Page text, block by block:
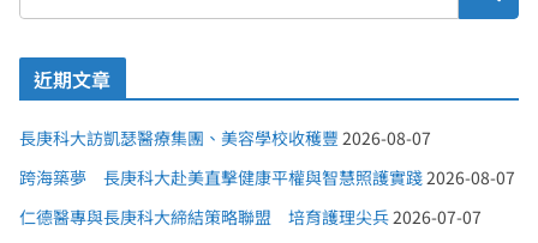
近期文章
長庚科大訪凱瑟醫療集團、美容學校收穫豐 2026-08-07
跨海築夢 長庚科大赴美直擊健康平權與智慧照護實踐2026-08-07
仁德醫專與長庚科大締結策略聯盟 培育護理尖兵2026-07-07